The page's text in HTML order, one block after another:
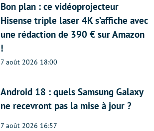
Bon plan : ce vidéoprojecteur
Hisense triple laser 4K s’affiche avec
une rédaction de 390 € sur Amazon
!
7 août 2026 18:00
Android 18 : quels Samsung Galaxy
ne recevront pas la mise à jour ?
7 août 2026 16:57